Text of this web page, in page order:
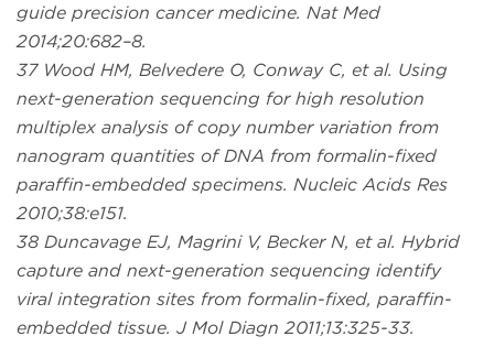
guide precision cancer medicine. Nat Med
2014;20:682–8.
37 Wood HM, Belvedere O, Conway C, et al. Using
next-generation sequencing for high resolution
multiplex analysis of copy number variation from
nanogram quantities of DNA from formalin-fixed
paraffin-embedded specimens. Nucleic Acids Res
2010;38:e151.
38 Duncavage EJ, Magrini V, Becker N, et al. Hybrid
capture and next-generation sequencing identify
viral integration sites from formalin-fixed, paraffin-
embedded tissue. J Mol Diagn 2011;13:325-33.